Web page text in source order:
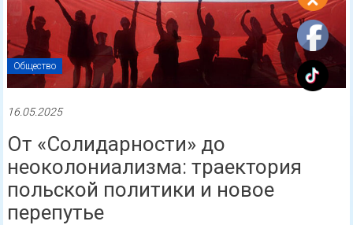
Общество
16.05.2025
От «Солидарности» до
неоколониализма: траектория
польской политики и новое
перепутье